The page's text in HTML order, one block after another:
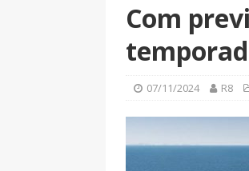
Com
07/11/2024 R8